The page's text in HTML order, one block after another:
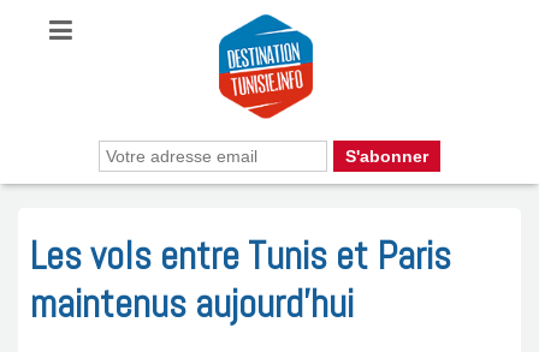
Les vols entre Tunis et Paris
maintenus aujourd’hui